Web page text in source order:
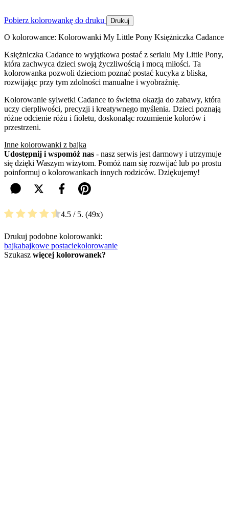
Pobierz kolorowankę do druku Drukuj
O kolorowance: Kolorowanki My Little Pony Księżniczka Cadance
Księżniczka Cadance to wyjątkowa postać z serialu My Little Pony,
która zachwyca dzieci swoją życzliwością i mocą miłości. Ta
kolorowanka pozwoli dzieciom poznać postać kucyka z bliska,
rozwijając przy tym zdolności manualne i wyobraźnię.
Kolorowanie sylwetki Cadance to świetna okazja do zabawy, która
uczy cierpliwości, precyzji i kreatywnego myślenia. Dzieci poznają
różne odcienie różu i fioletu, doskonaląc rozumienie kolorów i
przestrzeni.
Inne kolorowanki z bajka
Udostępnij i wspomóż nas - nasz serwis jest darmowy i utrzymuje
się dzięki Waszym wizytom. Pomóż nam się rozwijać lub po prostu
poinformuj o kolorowankach innych rodziców. Dziękujemy!
4.5 / 5. 49
Drukuj podobne kolorowanki:
bajkabajkowe postaciekolorowanie
Szukasz więcej kolorowanek?